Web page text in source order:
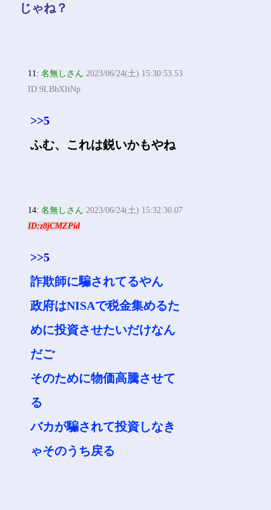
じゃね？
11:名無しさん 2023/06/24(土) 15:30:53.53
ID:9LBbXItNp
>>5
ふむ、これは鋭いかもやね
14:名無しさん 2023/06/24(土) 15:32:30.07
ID:z8jCMZPid
>>5
詐欺師に騙されてるやん
政府はNISAで税金集めるた
めに投資させたいだけなん
だご
そのために物価高騰させて
る
バカが騙されて投資しなき
ゃそのうち戻る